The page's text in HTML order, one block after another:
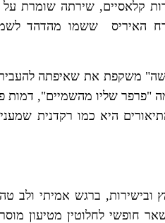
קלאסיים, שירתה שומרת
האיריס ששמו מהדהד
משקפת את שאיפתה
"פרפר שליו מהשמיים", דמות
היא כמו רקדנית
ובישירות, ברגש אמיתי ולב
חופשי לחלוטין מטיעון